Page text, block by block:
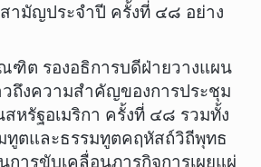
ามัญประจำปี ครั้งที่ ๔๘ อย่าง
ฑิต รองอธิการบดีฝ่ายวางแผน
ถึงความสำคัญของการประชุม
หรัฐอเมริกา ครั้งที่ ๔๘ รวมทั้ง
ทูตและธรรมทูตคฤหัสถ์วิถีพุทธ
การขับเคลื่อนภารกิจการเผยแผ่